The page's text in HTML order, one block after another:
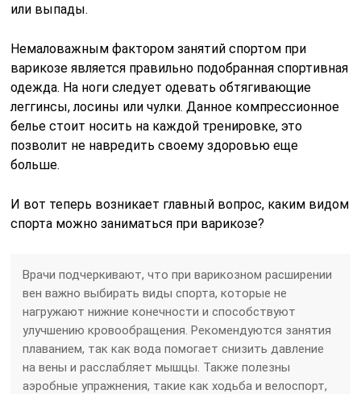
или выпады.
Немаловажным фактором занятий спортом при
варикозе является правильно подобранная спортивная
одежда. На ноги следует одевать обтягивающие
леггинсы, лосины или чулки. Данное компрессионное
белье стоит носить на каждой тренировке, это
позволит не навредить своему здоровью еще
больше.
И вот теперь возникает главный вопрос, каким видом
спорта можно заниматься при варикозе?
Врачи подчеркивают, что при варикозном расширении
вен важно выбирать виды спорта, которые не
нагружают нижние конечности и способствуют
улучшению кровообращения. Рекомендуются занятия
плаванием, так как вода помогает снизить давление
на вены и расслабляет мышцы. Также полезны
аэробные упражнения, такие как ходьба и велоспорт,